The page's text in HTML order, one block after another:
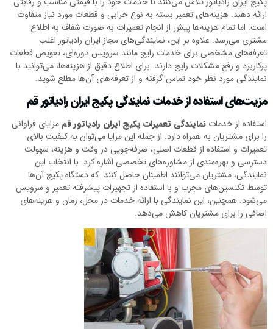
ارائه دهند. هزینه‌های تعمیر بسته به نوع خرابی و قطعات مورد نیاز متفاوت
است. اما تمام هزینه‌ها پیش از انجام تعمیرات به صورت شفاف به اطلاع
مشتری می‌رسد. علاوه بر این، نمایندگی‌های مجاز ایران رادیاتور اغلب
تعرفه‌های مشخصی برای خدمات رایج مانند سرویس دوره‌ای، تعویض قطعات
پرکاربرد و رفع مشکلات رایج دارند. برای اطلاع دقیق از هزینه‌ها، می‌توانید با
نمایندگی مورد نظر خود تماس گرفته و از تعرفه‌های آن‌ها مطلع شوید.
مزیت‌های استفاده از خدمات نمایندگی پکیج ایران رادیاتور قم
استفاده از خدمات نمایندگی تعمیرات پکیج ایران رادیاتور قم مزایای فراوانی
را برای مشتریان به همراه دارد. از جمله این مزایا می‌توان به کیفیت بالای
تعمیرات و استفاده از قطعات اصلی، صرفه‌جویی در وقت و هزینه، سهولت
دسترسی و بهره‌مندی از مشاوره‌های تخصصی اشاره کرد. با انتخاب این
نمایندگی، مشتریان می‌توانند اطمینان حاصل کنند. که دستگاه پکیج آن‌ها
توسط تکنسین‌های مجرب و با استفاده از تجهیزات پیشرفته تعمیر و سرویس
می‌شود. همچنین، این نمایندگی با ارائه خدمات در محل، زمان و هزینه‌های
اضافی را برای مشتریان کاهش می‌دهد.